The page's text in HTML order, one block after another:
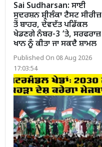
Sai Sudharsan: ਸਾਈ
ਸੁਦਰਸ਼ਨ ਸ਼੍ਰੀਲੰਕਾ ਟੈਸਟ ਸੀਰੀਜ਼
ਤੋਂ ਬਾਹਰ, ਦੇਵਦੱਤ ਪਡਿੱਕਲ
ਖੇਡਣਗੇ ਨੰਬਰ-3 ’ਤੇ, ਸਰਫਰਾਜ਼
ਖਾਨ ਨੂੰ ਕੀਤਾ ਜਾ ਸਕਦੈ ਸ਼ਾਮਲ
Published On 08 Aug 2026
17:03:54